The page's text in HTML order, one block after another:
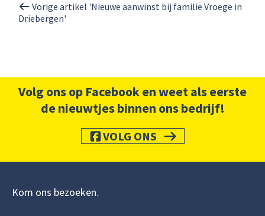
Vorige artikel 'Nieuwe aanwinst bij familie Vroege in
Driebergen'
Volg ons op Facebook en weet als eerste
de nieuwtjes binnen ons bedrijf!
VOLG ONS
Kom ons bezoeken